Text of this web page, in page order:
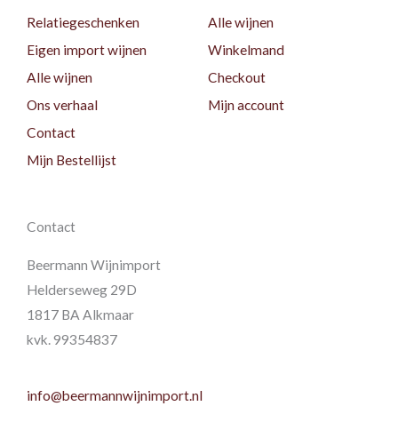
Relatiegeschenken
Eigen import wijnen
Alle wijnen
Ons verhaal
Contact
Mijn Bestellijst
Alle wijnen
Winkelmand
Checkout
Mijn account
Contact
Beermann Wijnimport
Helderseweg 29D
1817 BA Alkmaar
kvk. 99354837
info@beermannwijnimport.nl